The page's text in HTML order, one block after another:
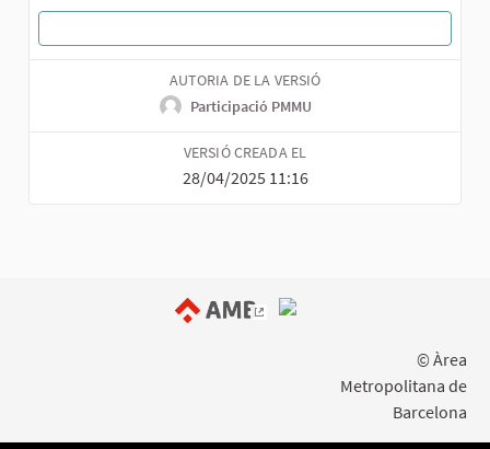
AUTORIA DE LA VERSIÓ
Participació PMMU
VERSIÓ CREADA EL
28/04/2025 11:16
© Àrea
Metropolitana de
Barcelona